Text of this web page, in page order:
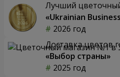
Лучший
«Ukrainian
2026 год
Доставка цветов
«Выбор страны»
2025 год